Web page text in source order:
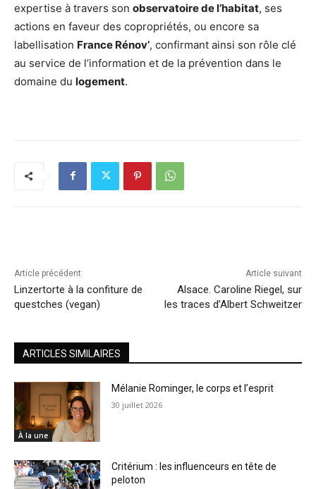
expertise à travers son observatoire de l’habitat, ses
actions en faveur des copropriétés, ou encore sa
labellisation France Rénov’, confirmant ainsi son rôle clé
au service de l’information et de la prévention dans le
domaine du logement.
Article précédent
Linzertorte à la confiture de
questches (vegan)
Article suivant
Alsace. Caroline Riegel, sur
les traces d’Albert Schweitzer
ARTICLES SIMILAIRES
À la une
Mélanie Rominger, le corps et l’esprit
30 juillet 2026
Critérium : les influenceurs en tête de
peloton